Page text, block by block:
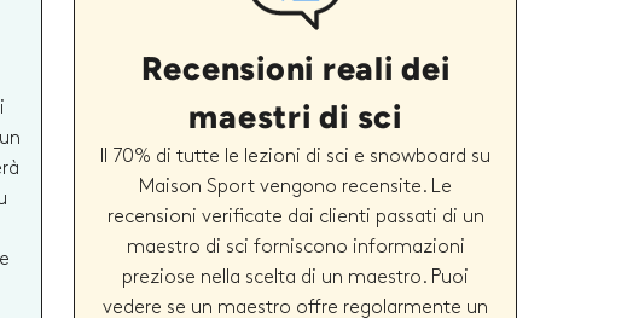
Recensioni reali dei
maestri di sci
Il 70% di tutte le lezioni di sci e snowboard su
Maison Sport vengono recensite. Le
recensioni verificate dai clienti passati di un
maestro di sci forniscono informazioni
preziose nella scelta di un maestro. Puoi
vedere se un maestro offre regolarmente un